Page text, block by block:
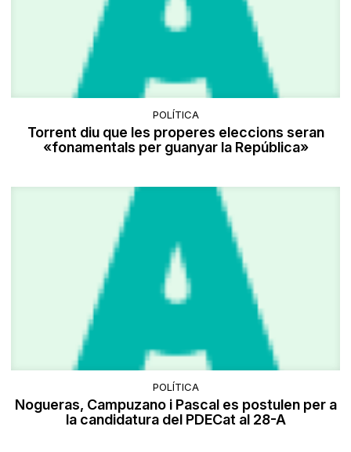
POLÍTICA
Torrent diu que les properes eleccions seran
«fonamentals per guanyar la República»
POLÍTICA
Nogueras, Campuzano i Pascal es postulen per a
la candidatura del PDECat al 28-A